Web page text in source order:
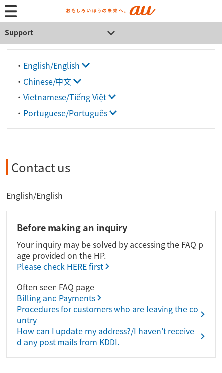
Support
・ English/English
・ Chinese/中文
・ Vietnamese/Tiếng Việt
・ Portuguese/Português
Contact us
English/English
Before making an inquiry
Your inquiry may be solved by accessing the FAQ p
age provided on the HP.
Please check HERE first
Often seen FAQ page
Billing and Payments
Procedures for customers who are leaving the co
untry
How can I update my address?/I haven't receive
d any post mails from KDDI.